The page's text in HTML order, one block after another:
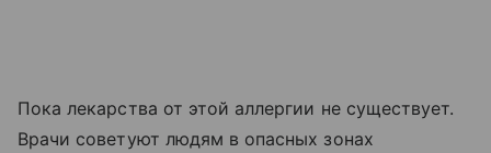
Пока лекарства от этой аллергии не существует.
Врачи советуют людям в опасных зонах